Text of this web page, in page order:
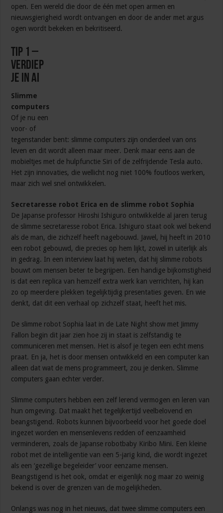
open. Een wereld die door de één met open armen en
nieuwsgierigheid wordt ontvangen en door de ander met argus
ogen wordt bekeken en bekritiseerd.
Tip 1 –
verdiep
je in AI
Slimme
computers
Of je nu een
voor- of
tegenstander bent: slimme computers zijn onderdeel van ons
leven en dit wordt alleen maar meer. Denk maar eens aan de
mobieltjes met de hulpfunctie Siri of de zelfrijdende Tesla auto.
Het zijn innovaties, die wellicht nog niet 100% foutloos werken,
maar zich wel snel ontwikkelen.
Secretaresse robot Erica en de slimme robot Sophia
De Japanse professor Hiroshi Ishiguro ontwikkelde al jaren terug
de slimme secretaresse robot Erica. Ishiguro staat ook wel bekend
als de man, die zichzelf heeft nagebouwd. Jawel, hij heeft in 2010
een robot gebouwd, die precies op hem lijkt, zowel in uiterlijk als
in gedrag. In een interview laat hij weten, dat hij slimme robots
bouwt om mensen beter te begrijpen. Een handige bijkomstigheid
is dat een replica van hemzelf extra werk kan verrichten, hij kan
zo op meerdere plekken tegelijktijdig presentaties geven. En wie
denkt, dat dit een verhaal op zichzelf staat, heeft het mis.
De slimme robot Sophia laat in de Late Night show met Jimmy
Fallon begin dit jaar zien hoe zij in staat is zelfstandig te
communiceren met mensen. Het is alsof je tegen een echt mens
praat. En ja, het is door mensen ontwikkeld en een computer kan
alleen dat wat de mens programmeert, zou je denken. Slimme
computers gaan echter verder.
Slimme computers hebben een zelf lerend vermogen en leren van
hun omgeving. Dat maakt het tegelijkertijd veelbelovend en
beangstigend. Robots kunnen bijvoorbeeld voor het goede doel
ingezet worden en mensenlevens redden of eenzaamheid
verminderen, zoals de Japanse robotbaby Kiribo Mini. Een kleine
robot met de intelligentie van een 5-jarig kind, die wordt ingezet
als een ‘gezellige begeleider’ voor eenzame mensen.
Beangstigend is het ook, omdat er eigenlijk nog maar zo weinig
bekend is over de grenzen van de mogelijkheden.
Onlangs was nog in het nieuws, dat twee slimme computers een